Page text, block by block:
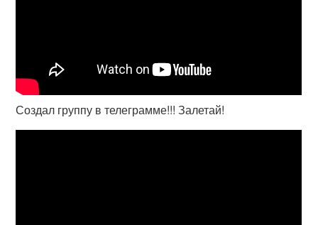
Создал группу в телеграмме!!! Залетай!